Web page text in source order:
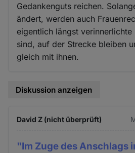
Gedankenguts reichen.
ändert, werden auch
eigentlich längst verinnerlichte
sind, auf der Strecke bleiben
gleich mit ihnen.
Diskussion anzeigen
David Z (nicht überprüft)
"Im Zuge des Anschlags